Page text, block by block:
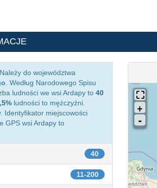
. Należy do województwa
. Według Narodowego Spisu
ludności we wsi Ardapy to 40
ludności to mężczyźni.
Identyfikator miejscowości
GPS wsi Ardapy to
40
11-200